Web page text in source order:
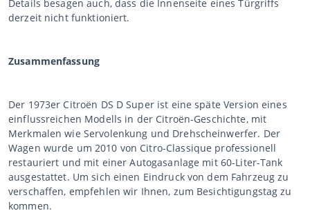
Details besagen auch, dass die Innenseite eines Türgriffs
derzeit nicht funktioniert.
Zusammenfassung
Der 1973er Citroën DS D Super ist eine späte Version eines
einflussreichen Modells in der Citroën-Geschichte, mit
Merkmalen wie Servolenkung und Drehscheinwerfer. Der
Wagen wurde um 2010 von Citro-Classique professionell
restauriert und mit einer Autogasanlage mit 60-Liter-Tank
ausgestattet. Um sich einen Eindruck von dem Fahrzeug zu
verschaffen, empfehlen wir Ihnen, zum Besichtigungstag zu
kommen.